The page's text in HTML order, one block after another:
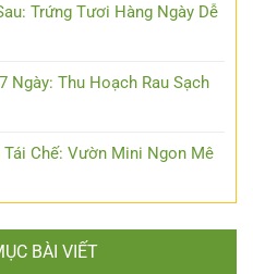
Trứng Tươi Hàng Ngày Dễ
Ngày: Thu Hoạch Rau Sạch
Tái Chế: Vườn Mini Ngon Mê
BÀI VIẾT